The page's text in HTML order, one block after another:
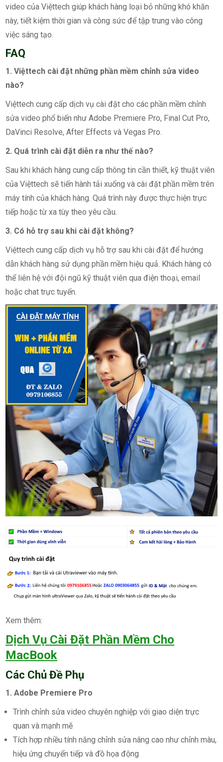
video của Việttech giúp khách hàng loại bỏ những khó khăn
này, tiết kiệm thời gian và công sức để tập trung vào công
việc sáng tạo.
FAQ
1. Việttech cài đặt những phần mềm chỉnh sửa video
nào?
Việttech cung cấp dịch vụ cài đặt cho các phần mềm chỉnh
sửa video phổ biến như Adobe Premiere Pro, Final Cut Pro,
DaVinci Resolve, After Effects và Vegas Pro.
2. Quá trình cài đặt diễn ra như thế nào?
Sau khi khách hàng cung cấp thông tin cần thiết, kỹ thuật viên
của Việttech sẽ tiến hành tải xuống và cài đặt phần mềm trên
máy tính của khách hàng. Quá trình này được thực hiện trực
tiếp hoặc từ xa tùy theo yêu cầu.
3. Có hỗ trợ sau khi cài đặt không?
Việttech cung cấp dịch vụ hỗ trợ sau khi cài đặt để hướng
dẫn khách hàng sử dụng phần mềm hiệu quả. Khách hàng có
thể liên hệ với đội ngũ kỹ thuật viên qua điện thoại, email
hoặc chat trực tuyến.
Xem thêm:
Dịch Vụ Cài Đặt Phần Mềm Cho
MacBook
Các Chủ Đề Phụ
1. Adobe Premiere Pro
Trình chỉnh sửa video chuyên nghiệp với giao diện trực
quan và mạnh mẽ
Tích hợp nhiều tính năng chỉnh sửa nâng cao như chỉnh màu,
hiệu ứng chuyển tiếp và đồ họa động